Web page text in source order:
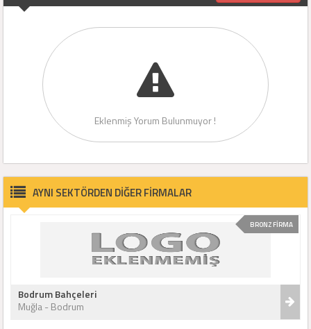
Eklenmiş Yorum Bulunmuyor !
AYNI SEKTÖRDEN DİĞER FİRMALAR
BRONZ FİRMA
Bodrum Bahçeleri
Muğla - Bodrum